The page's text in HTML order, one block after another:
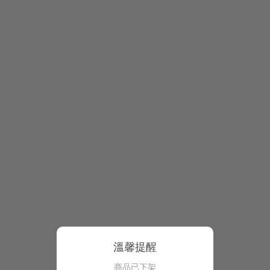
溫馨提醒
商品已下架